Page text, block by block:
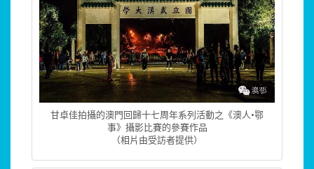
甘卓佳拍攝的澳門回歸十七周年系列活動之《澳人•鄂
事》攝影比賽的參賽作品
（相片由受訪者提供）